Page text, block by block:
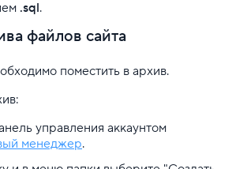
.sql.
файлов сайта
поместить в архив.
управления аккаунтом
менеджер.